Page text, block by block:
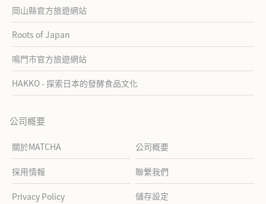
岡山縣官方旅遊網站
Roots of Japan
鳴門市官方旅遊網站
HAKKO - 探索日本的發酵食品文化
公司概要
關於MATCHA 公司概要
採用情報 聯繫我們
Privacy Policy 儲存設定